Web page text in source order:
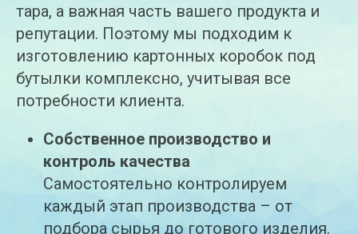
тара, а важная часть вашего продукта и
репутации. Поэтому мы подходим к
изготовлению картонных коробок под
бутылки комплексно, учитывая все
потребности клиента.
Собственное производство и
контроль качества
Самостоятельно контролируем
каждый этап производства – от
подбора сырья до готового изделия.